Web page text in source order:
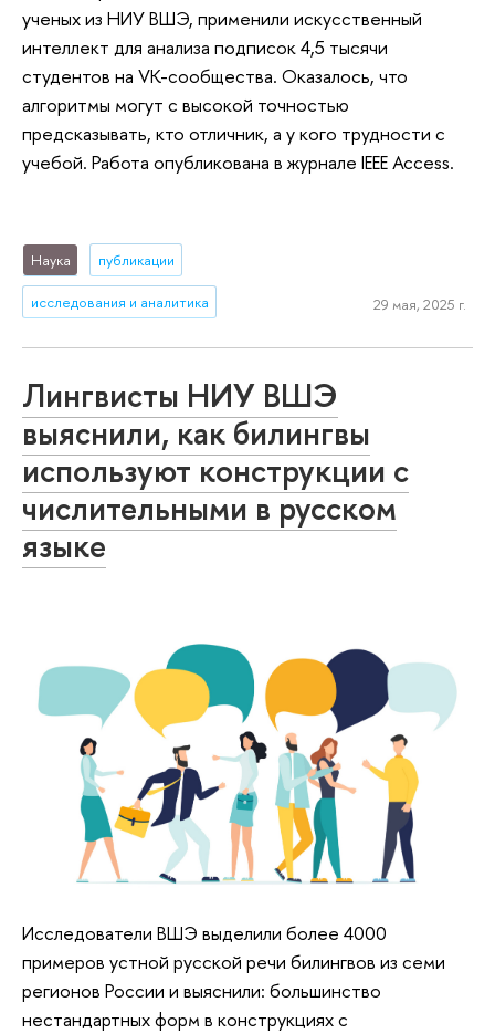
ученых из НИУ ВШЭ, применили искусственный
интеллект для анализа подписок 4,5 тысячи
студентов на VK-сообщества. Оказалось, что
алгоритмы могут с высокой точностью
предсказывать, кто отличник, а у кого трудности с
учебой. Работа опубликована в журнале IEEE Access.
Наука публикации
исследования и аналитика 29 мая, 2025 г.
Лингвисты НИУ ВШЭ
выяснили, как билингвы
используют конструкции с
числительными в русском
языке
Исследователи ВШЭ выделили более 4000
примеров устной русской речи билингвов из семи
регионов России и выяснили: большинство
нестандартных форм в конструкциях с